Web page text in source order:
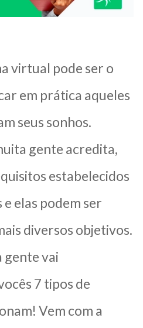
virtual pode ser o
em prática aqueles
seus sonhos.
gente acredita,
estabelecidos
elas podem ser
diversos objetivos.
gente vai
7 tipos de
Vem com a